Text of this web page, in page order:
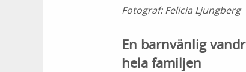
Fotograf:Felicia Ljungberg
En barnvänlig
hela familjen